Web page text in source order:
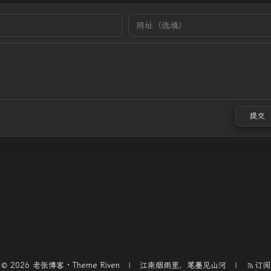
提交
© 2026 老张博客 · Theme Riven 江南烟雨里，笔墨见山河 订阅